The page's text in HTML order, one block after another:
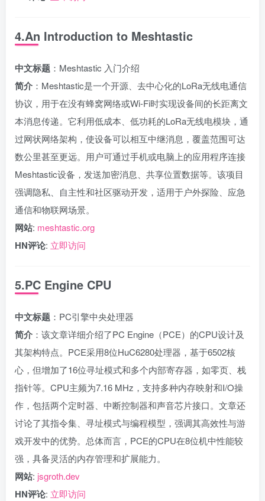
4.An Introduction to Meshtastic
中文标题 ：Meshtastic 入门介绍
简介 ：Meshtastic是一个开源、去中心化的LoRa无线电通信
协议，用于在没有蜂窝网络或Wi-Fi时实现设备间的长距离文
本消息传递。它利用低成本、低功耗的LoRa无线电模块，通
过网状网络架构，使设备可以相互中继消息，覆盖范围可达
数公里甚至更远。用户可通过手机或电脑上的应用程序连接
Meshtastic设备，发送加密消息、共享位置数据等。该项目
强调隐私、自主性和社区驱动开发，适用于户外探险、应急
通信和物联网场景。
网站: meshtastic.org
HN评论: 立即访问
5.PC Engine CPU
中文标题 ：PC引擎中央处理器
简介 ：该文章详细介绍了PC Engine（PCE）的CPU设计及
其架构特点。PCE采用8位HuC6280处理器，基于6502核
心，但增加了16位寻址模式和多个内部寄存器，如零页、栈
指针等。CPU主频为7.16 MHz，支持多种内存映射和I/O操
作，包括两个定时器、中断控制器和声音芯片接口。文章还
讨论了其指令集、寻址模式与编程模型，强调其高效性与游
戏开发中的优势。总体而言，PCE的CPU在8位机中性能较
强，具备灵活的内存管理和扩展能力。
网站: jsgroth.dev
HN评论: 立即访问